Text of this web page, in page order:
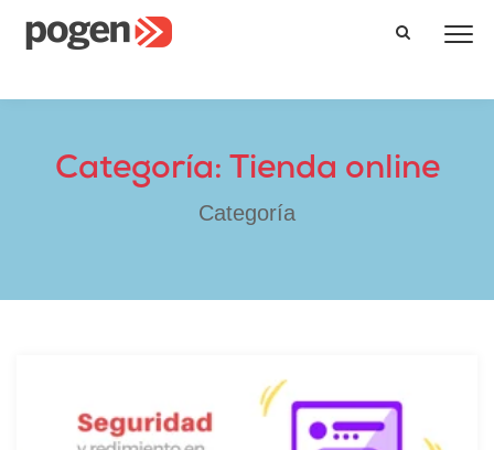
Categoría: Tienda online
Categoría